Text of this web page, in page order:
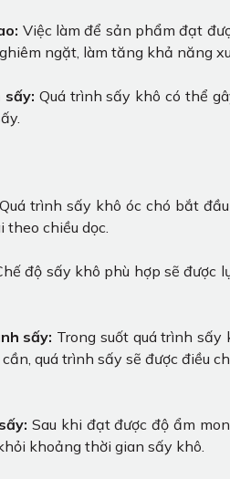
Việc làm để sản phẩm đạt
ngặt, làm tăng khả năng
Quá trình sấy khô có thể
Quá trình sấy khô óc chó bắt
chiều dọc.
độ sấy khô phù hợp sẽ được
sấy: Trong suốt quá trình
quá trình sấy sẽ được điều
Sau khi đạt được độ ẩm
khoảng thời gian sấy khô.